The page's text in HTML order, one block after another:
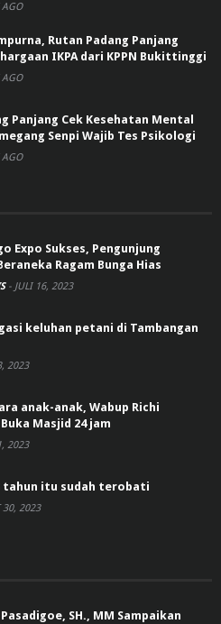
Rutan Padang Panjang
IKPA dari KPPN Bukittinggi
Panjang Cek Kesehatan Mental
Senpi Wajib Tes Psikologi
Expo Sukses, Pengunjung
Ragam Bunga Hias
- JULI 16, 2023
keluhan petani di Tambangan
2023
anak-anak, Wabup Richi
Masjid 24 jam
2023
tahun itu sudah terobati
30, 2023
SH., MM Sampaikan